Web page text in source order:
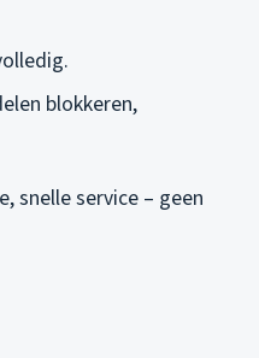
blokkeren,
snelle service – geen